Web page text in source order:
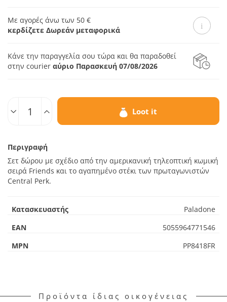
Με αγορές άνω των 50 €
κερδίζετε Δωρεάν μεταφορικά
Κάνε την παραγγελία σου τώρα και θα παραδοθεί
στην courier αύριο Παρασκευή 07/08/2026
Loot it
Περιγραφή
Σετ δώρου με σχέδιο από την αμερικανική τηλεοπτική κωμική
σειρά Friends και το αγαπημένο στέκι των πρωταγωνιστών
Central Perk.
Κατασκευαστής
Paladone
EAN
5055964771546
MPN
PP8418FR
Προϊόντα ίδιας οικογένειας